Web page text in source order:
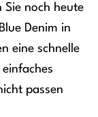
Sie noch heute
Denim in
eine schnelle
passen